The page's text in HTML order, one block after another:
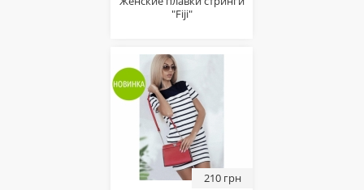
"Fiji"
210 грн